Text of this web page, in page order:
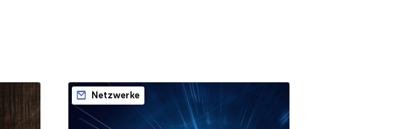
Netzwerke